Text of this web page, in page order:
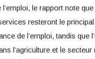
le rapport note
resteront le
de l’emploi, tandis que
l’agriculture et le